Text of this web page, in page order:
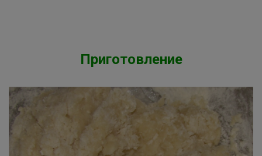
Приготовление